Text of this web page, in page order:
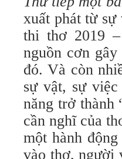
xuất phát từ
thi thơ 2019
nguồn cơn
đó. Và còn
sự vật, sự
năng trở thành
cần nghĩ của
một hành
vào thơ, người